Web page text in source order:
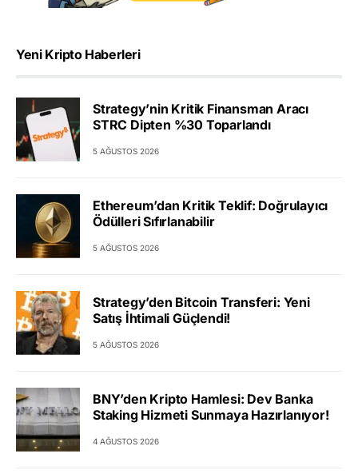
Yeni Kripto Haberleri
Strategy’nin Kritik Finansman Aracı
STRC Dipten %30 Toparlandı
5 AĞUSTOS 2026
Ethereum’dan Kritik Teklif: Doğrulayıcı
Ödülleri Sıfırlanabilir
5 AĞUSTOS 2026
Strategy’den Bitcoin Transferi: Yeni
Satış İhtimali Güçlendi!
5 AĞUSTOS 2026
BNY’den Kripto Hamlesi: Dev Banka
Staking Hizmeti Sunmaya Hazırlanıyor!
4 AĞUSTOS 2026